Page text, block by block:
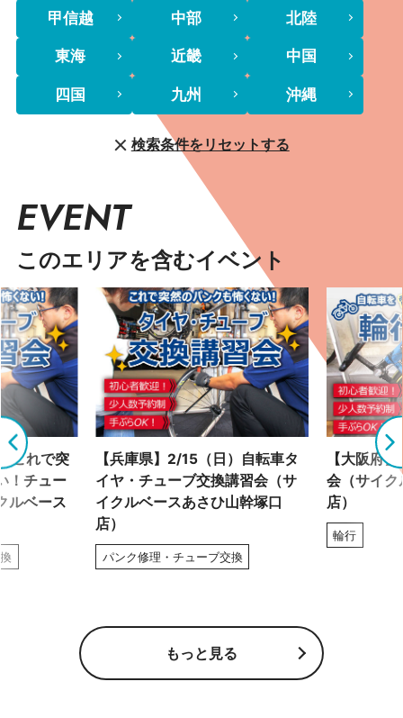
甲信越 中部 北陸
東海 近畿 中国
四国 九州 沖縄
検索条件をリセットする
EVENT
このエリアを含むイベント
これで突
！チュー
ルベース
【兵庫県】2/15（日）自転車タ
イヤ・チューブ交換講習会（サ
イクルベースあさひ山幹塚口
店）
パンク修理・チューブ交換
【大阪府
会（サイク
店）
輪行
もっと見る